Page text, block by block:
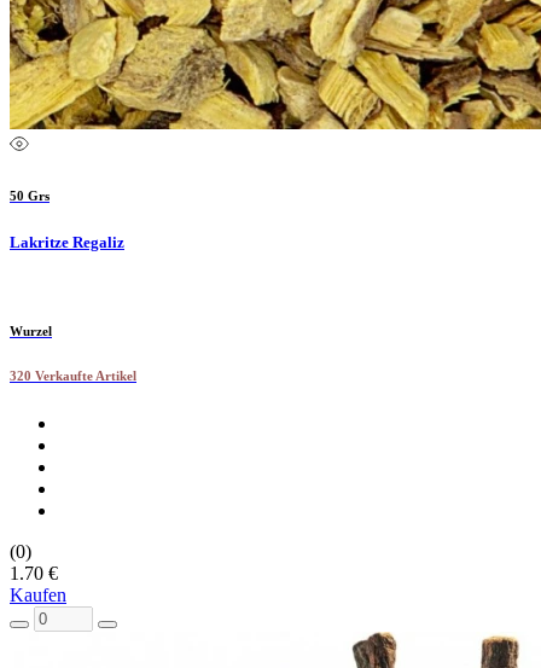
50 Grs
Lakritze Regaliz
Wurzel
320 Verkaufte Artikel
(0)
1.70 €
Kaufen